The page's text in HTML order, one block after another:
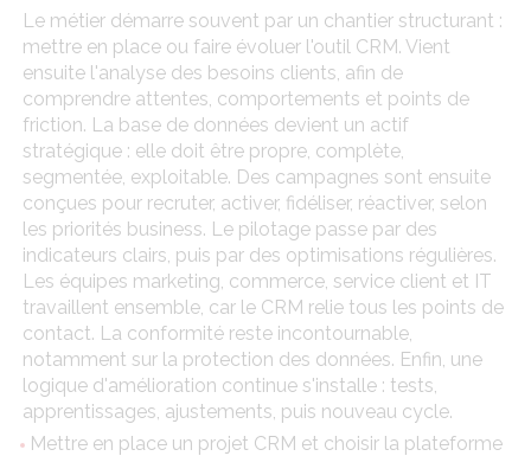
Le métier démarre souvent par un chantier structurant :
mettre en place ou faire évoluer l'outil CRM. Vient
ensuite l'analyse des besoins clients, afin de
comprendre attentes, comportements et points de
friction. La base de données devient un actif
stratégique : elle doit être propre, complète,
segmentée, exploitable. Des campagnes sont ensuite
conçues pour recruter, activer, fidéliser, réactiver, selon
les priorités business. Le pilotage passe par des
indicateurs clairs, puis par des optimisations régulières.
Les équipes marketing, commerce, service client et IT
travaillent ensemble, car le CRM relie tous les points de
contact. La conformité reste incontournable,
notamment sur la protection des données. Enfin, une
logique d'amélioration continue s'installe : tests,
apprentissages, ajustements, puis nouveau cycle.
Mettre en place un projet CRM et choisir la plateforme